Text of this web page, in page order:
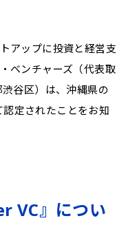
アップに投資と経営支
ベンチャーズ（代表取
谷区）は、沖縄県の
定されたことをお知
VC』につい